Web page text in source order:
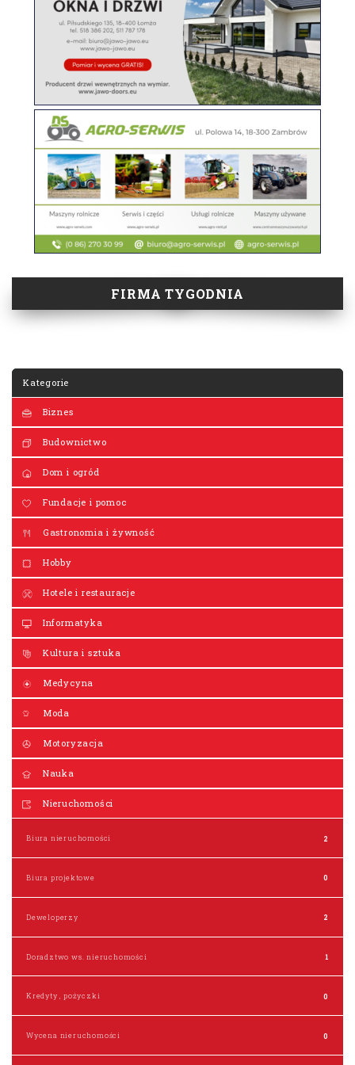
FIRMA TYGODNIA
Kategorie
Biznes
Budownictwo
Dom i ogród
Fundacje i pomoc
Gastronomia i żywność
Hobby
Hotele i restauracje
Informatyka
Kultura i sztuka
Medycyna
Moda
Motoryzacja
Nauka
Nieruchomości
Biura nieruchomości 2
Biura projektowe 0
Deweloperzy 2
Doradztwo ws. nieruchomości 1
Kredyty , pożyczki 0
Wycena nieruchomości 0